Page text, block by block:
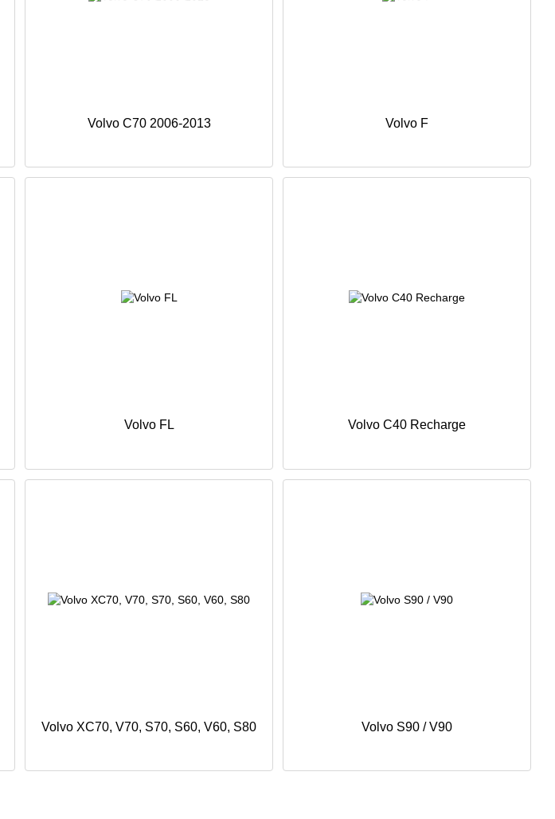
Volvo C70 2006-2013 Volvo F
Volvo FL Volvo C40 Recharge
Volvo XC70, V70, S70, S60, V60, S80 Volvo S90 / V90